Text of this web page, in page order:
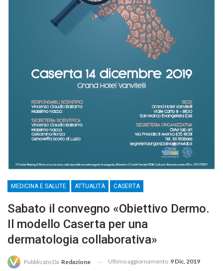
MEDICINA E SALUTE ATTUALITÀ CASERTA
Sabato il convegno «Obiettivo Dermo.
Il modello Caserta per una
dermatologia collaborativa»
Pubblicato Da Redazione Ultimo aggiornamento 9 Dic, 2019